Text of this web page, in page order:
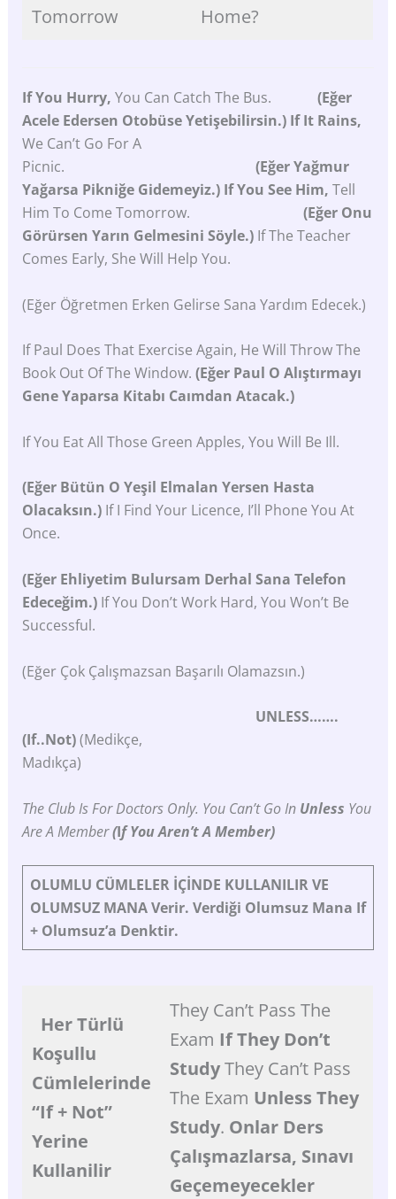
Tomorrow
Home?
If You Hurry, You Can Catch The Bus. (Eğer
Acele Edersen Otobüse Yetişebilirsin.) If It Rains,
We Can’t Go For A
Picnic. (Eğer Yağmur
Yağarsa Pikniğe Gidemeyiz.) If You See Him, Tell
Him To Come Tomorrow. (Eğer Onu
Görürsen Yarın Gelmesini Söyle.) If The Teacher
Comes Early, She Will Help You.
(Eğer Öğretmen Erken Gelirse Sana Yardım Edecek.)
If Paul Does That Exercise Again, He Will Throw The
Book Out Of The Window. (Eğer Paul O Alıştırmayı
Gene Yaparsa Kitabı Caımdan Atacak.)
If You Eat All Those Green Apples, You Will Be Ill.
(Eğer Bütün O Yeşil Elmalan Yersen Hasta
Olacaksın.) If I Find Your Licence, I’ll Phone You At
Once.
(Eğer Ehliyetim Bulursam Derhal Sana Telefon
Edeceğim.) If You Don’t Work Hard, You Won’t Be
Successful.
(Eğer Çok Çalışmazsan Başarılı Olamazsın.)
UNLESS…….
(if..not)(medikçe,
Madıkça)
The Club Is For Doctors Only. You Can’t Go In Unless You
Are A Member(IF You Aren’t A Member)
OLUMLU CÜMLELERİÇİNDE KULLANILIR VE
OLUMSUZ MANA Verir. Verdiği Olumsuz Mana If
+ Olumsuz’a Denktir.
Her Türlü
Koşullu
Cümlelerinde
“if + Not”
Yerine
Kullanilir
They Can’t Pass The
Exam If They Don’t
StudyThey Can’t Pass
The Exam Unless They
Study. Onlar Ders
Çalışmazlarsa, Sınavı
Geçemeyecekler